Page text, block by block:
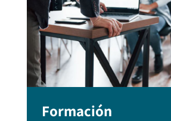
Formación